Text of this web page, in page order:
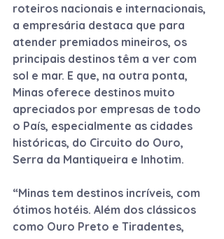
roteiros nacionais e internacionais,
a empresária destaca que para
atender premiados mineiros, os
principais destinos têm a ver com
sol e mar. E que, na outra ponta,
Minas oferece destinos muito
apreciados por empresas de todo
o País, especialmente as cidades
históricas, do Circuito do Ouro,
Serra da Mantiqueira e Inhotim.
“Minas tem destinos incríveis, com
ótimos hotéis. Além dos clássicos
como Ouro Preto e Tiradentes,